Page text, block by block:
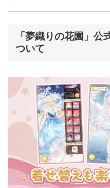
「夢織りの花園」公
ついて